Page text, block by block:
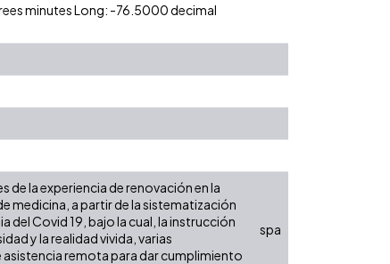
minutes Long: -76.5000 decimal
la experiencia de renovación en la
medicina, a partir de la sistematización
Covid 19, bajo la cual, la instrucción
y la realidad vivida, varias
remota para dar cumplimiento
spa